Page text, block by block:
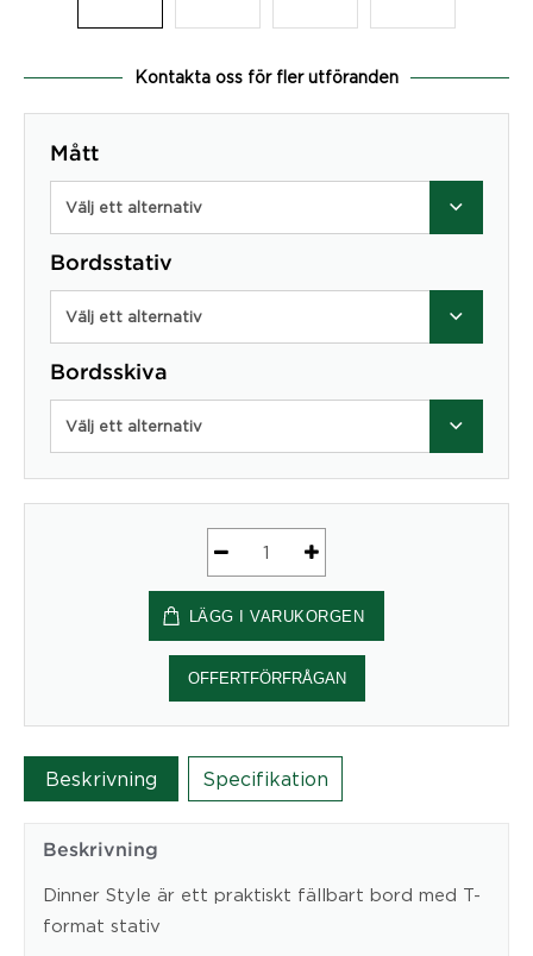
Kontakta oss för fler utföranden
Mått
Välj ett alternativ
Bordsstativ
Välj ett alternativ
Bordsskiva
Välj ett alternativ
Dinner
Style
mängd
LÄGG I VARUKORGEN
OFFERTFÖRFRÅGAN
Beskrivning Specifikation
Beskrivning
Dinner Style är ett praktiskt fällbart bord med T-
format stativ